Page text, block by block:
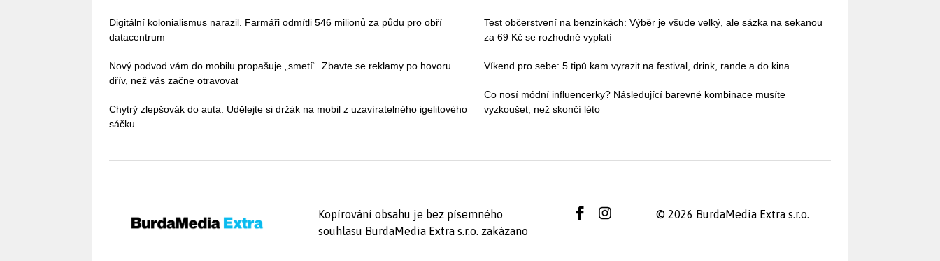
Digitální kolonialismus narazil. Farmáři odmítli 546 milionů za půdu pro obří
datacentrum
Nový podvod vám do mobilu propašuje „smetí“. Zbavte se reklamy po hovoru
dřív, než vás začne otravovat
Chytrý zlepšovák do auta: Udělejte si držák na mobil z uzavíratelného igelitového
sáčku
Test občerstvení na benzinkách: Výběr je všude velký, ale sázka na sekanou
za 69 Kč se rozhodně vyplatí
Víkend pro sebe: 5 tipů kam vyrazit na festival, drink, rande a do kina
Co nosí módní influencerky? Následující barevné kombinace musíte
vyzkoušet, než skončí léto
Kopírování obsahu je bez písemného
souhlasu BurdaMedia Extra s.r.o. zakázano
© 2026 BurdaMedia Extra s.r.o.